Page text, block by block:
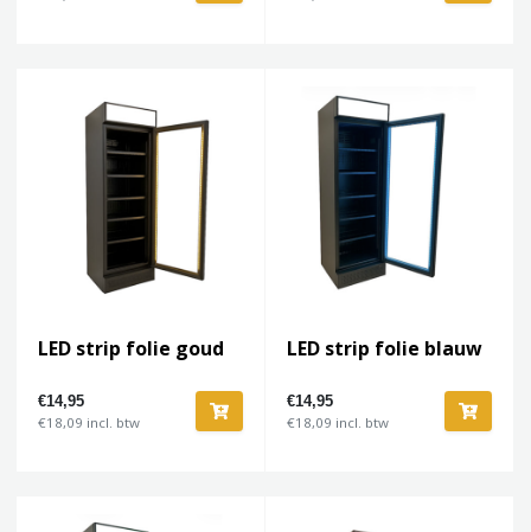
LED strip folie goud
€14,95
€18,09 incl. btw
LED strip folie blauw
€14,95
€18,09 incl. btw